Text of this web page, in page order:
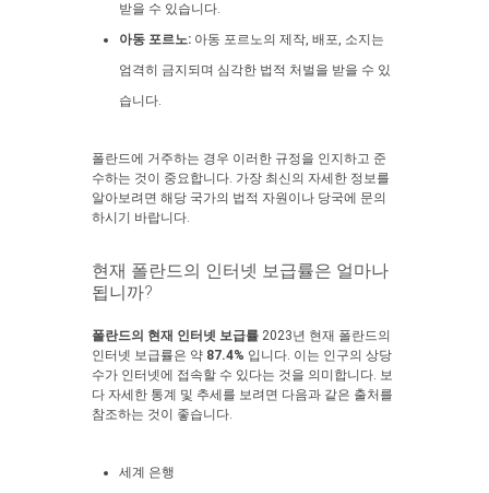
받을 수 있습니다.
아동 포르노: 아동 포르노의 제작, 배포, 소지는
엄격히 금지되며 심각한 법적 처벌을 받을 수 있
습니다.
폴란드에 거주하는 경우 이러한 규정을 인지하고 준
수하는 것이 중요합니다. 가장 최신의 자세한 정보를
알아보려면 해당 국가의 법적 자원이나 당국에 문의
하시기 바랍니다.
현재 폴란드의 인터넷 보급률은 얼마나
됩니까?
폴란드의 현재 인터넷 보급률 2023년 현재 폴란드의
인터넷 보급률은 약 87.4% 입니다. 이는 인구의 상당
수가 인터넷에 접속할 수 있다는 것을 의미합니다. 보
다 자세한 통계 및 추세를 보려면 다음과 같은 출처를
참조하는 것이 좋습니다.
세계 은행